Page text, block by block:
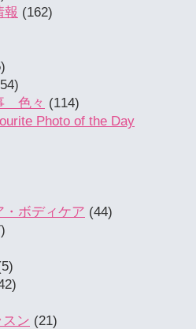
報 (162)
色々 (114)
Photo of the Day
・ボディケア (44)
スン (21)